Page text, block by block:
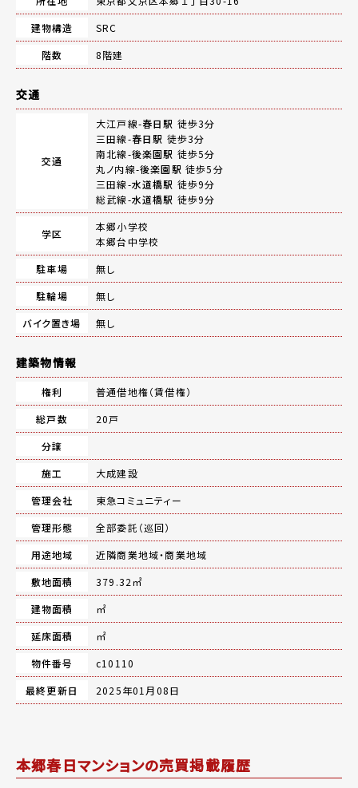
建物構造
SRC
階数
8階建
交通
交通
大江戸線-春日駅 徒歩3分
三田線-春日駅 徒歩3分
南北線-後楽園駅 徒歩5分
丸ノ内線-後楽園駅 徒歩5分
三田線-水道橋駅 徒歩9分
総武線-水道橋駅 徒歩9分
学区
本郷小学校
本郷台中学校
駐車場
無し
駐輪場
無し
バイク置き場
無し
建築物情報
権利
普通借地権（賃借権）
総戸数
20戸
分譲
施工
大成建設
管理会社
東急コミュニティー
管理形態
全部委託（巡回）
用途地域
近隣商業地域・商業地域
敷地面積
379.32㎡
建物面積
㎡
延床面積
㎡
物件番号
c10110
最終更新日
2025年01月08日
本郷春日マンションの売買掲載履歴